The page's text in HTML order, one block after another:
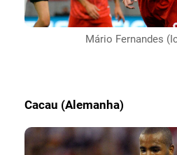
Mário Fernandes
Cacau (Alemanha)